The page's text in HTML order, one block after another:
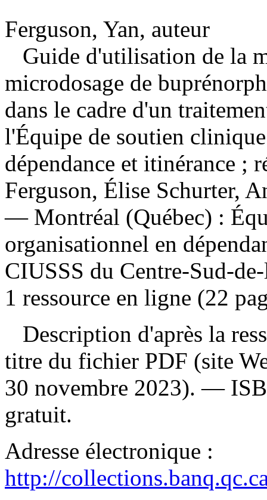
Ferguson, Yan, auteur
Guide d'utilisation de la
microdosage de
dans le cadre d'un
l'Équipe de soutien
dépendance et itinérance ;
Ferguson, Élise Schurter,
— Montréal (Québec) :
organisationnel en
CIUSSS du Centre-Sud-
1 ressource en ligne (22
Description d'après la
titre du fichier PDF (site
30 novembre 2023). —
gratuit.
Adresse électronique :
http://